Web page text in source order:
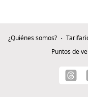
¿Quiénes somos?
Puntos de